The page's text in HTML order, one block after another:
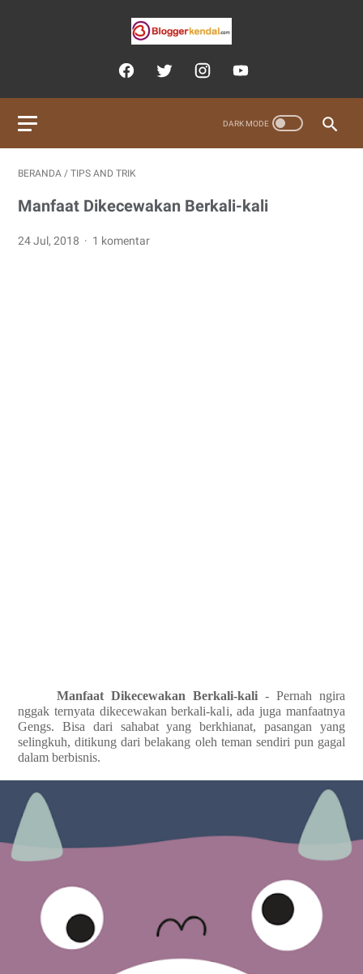
BERANDA / TIPS AND TRIK
Manfaat Dikecewakan Berkali-kali
24 Jul, 2018 1 komentar
Manfaat Dikecewakan Berkali-kali - Pernah ngira
nggak ternyata dikecewakan berkali-kali, ada juga manfaatnya
Gengs. Bisa dari sahabat yang berkhianat, pasangan yang
selingkuh, ditikung dari belakang oleh teman sendiri pun gagal
dalam berbisnis.